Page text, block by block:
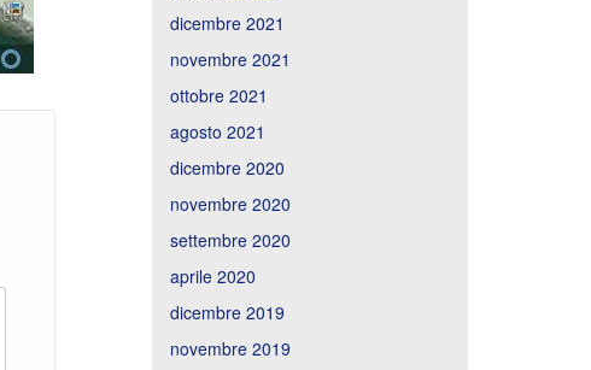
dicembre 2021
novembre 2021
ottobre 2021
agosto 2021
dicembre 2020
novembre 2020
settembre 2020
aprile 2020
dicembre 2019
novembre 2019